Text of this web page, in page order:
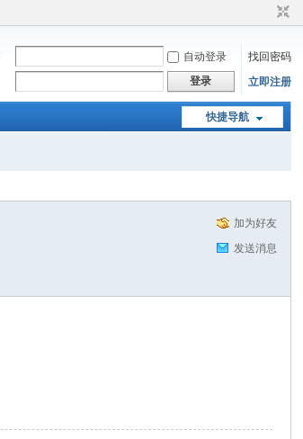
自动登录
找回密码
登录 立即注册
快捷导航
加为好友
发送消息